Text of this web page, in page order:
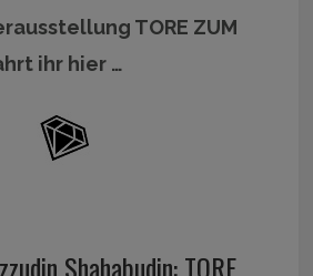
TORE ZUM
ihr hier …
Shahabudin: TORE